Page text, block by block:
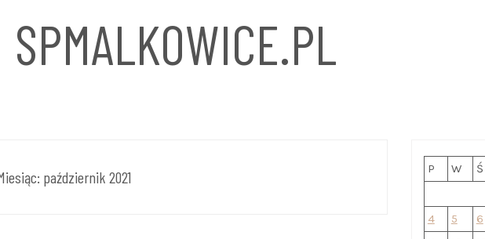
OŚWIATOWYCH
SPMALKOWICE.PL
październik 2021 P W Ś
4
5 6